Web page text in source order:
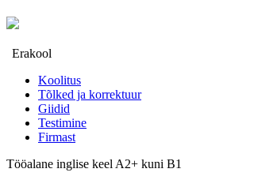
Erakool
Koolitus
Tõlked ja korrektuur
Giidid
Testimine
Firmast
Tööalane inglise keel A2+ kuni B1